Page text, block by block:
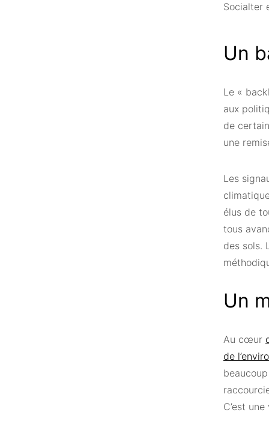
Socialter
Un
Le «
aux
de
une
Les
élus de
tous
des sols.
Un
Au cœur
de
C’est